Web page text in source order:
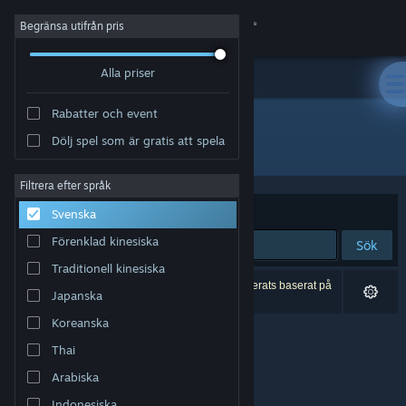
Logga in
Om
Support
Byt språk
Skaffa Steams mobilapp
Se skrivbordswebbplats
Begränsa utifrån pris
Alla priser
Rabatter och event
Dölj spel som är gratis att spela
Filtrera efter språk
Svenska
Förenklad kinesiska
Traditionell kinesiska
Japanska
Koreanska
Thai
Arabiska
Utgivare: Director Liu
Sortera efter Relevans
Sök
0 träffar matchade din sökning. 1 titel har exkluderats baserat på
dina preferenser.